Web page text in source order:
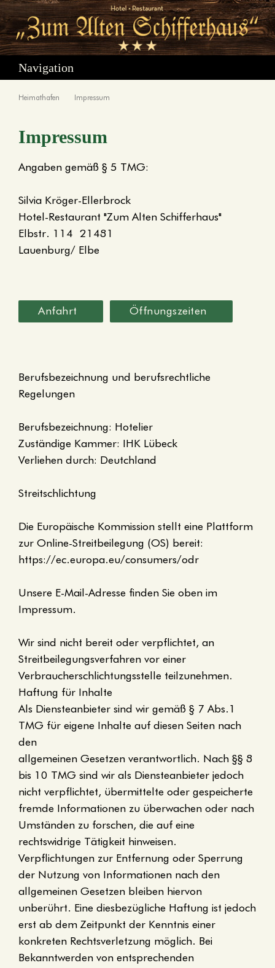
Navigation
Heimathafen Impressum
Impressum
Angaben gemäß § 5 TMG:
Silvia Kröger-Ellerbrock
Hotel-Restaurant "Zum Alten Schifferhaus"
Elbstr. 114 21481
Lauenburg/ Elbe
Anfahrt Öffnungszeiten
Berufsbezeichnung und berufsrechtliche
Regelungen
Berufsbezeichnung: Hotelier
Zuständige Kammer: IHK Lübeck
Verliehen durch: Deutchland
Streitschlichtung
Die Europäische Kommission stellt eine Plattform
zur Online-Streitbeilegung (OS) bereit:
https://ec.europa.eu/consumers/odr
Unsere E-Mail-Adresse finden Sie oben im
Impressum.
Wir sind nicht bereit oder verpflichtet, an
Streitbeilegungsverfahren vor einer
Verbraucherschlichtungsstelle teilzunehmen.
Haftung für Inhalte
Als Diensteanbieter sind wir gemäß § 7 Abs.1
TMG für eigene Inhalte auf diesen Seiten nach
den
allgemeinen Gesetzen verantwortlich. Nach §§ 8
bis 10 TMG sind wir als Diensteanbieter jedoch
nicht verpflichtet, übermittelte oder gespeicherte
fremde Informationen zu überwachen oder nach
Umständen zu forschen, die auf eine
rechtswidrige Tätigkeit hinweisen.
Verpflichtungen zur Entfernung oder Sperrung
der Nutzung von Informationen nach den
allgemeinen Gesetzen bleiben hiervon
unberührt. Eine diesbezügliche Haftung ist jedoch
erst ab dem Zeitpunkt der Kenntnis einer
konkreten Rechtsverletzung möglich. Bei
Bekanntwerden von entsprechenden